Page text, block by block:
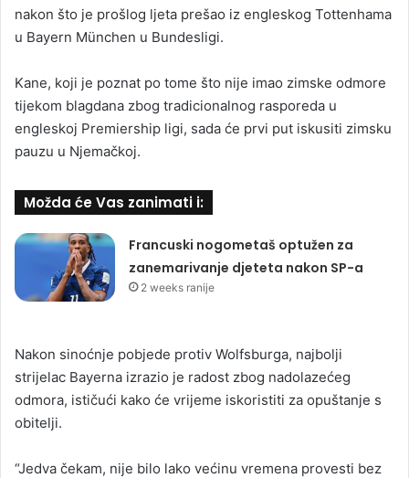
nakon što je prošlog ljeta prešao iz engleskog Tottenhama
u Bayern München u Bundesligi.
Kane, koji je poznat po tome što nije imao zimske odmore
tijekom blagdana zbog tradicionalnog rasporeda u
engleskoj Premiership ligi, sada će prvi put iskusiti zimsku
pauzu u Njemačkoj.
Možda će Vas zanimati i:
Francuski nogometaš optužen za
zanemarivanje djeteta nakon SP-a
2 weeks ranije
Nakon sinoćnje pobjede protiv Wolfsburga, najbolji
strijelac Bayerna izrazio je radost zbog nadolazećeg
odmora, ističući kako će vrijeme iskoristiti za opuštanje s
obitelji.
“Jedva čekam, nije bilo lako većinu vremena provesti bez